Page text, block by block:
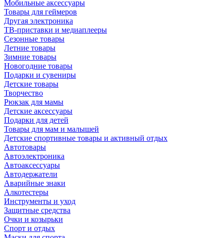
Мобильные аксессуары
Товары для геймеров
Другая электроника
ТВ-приставки и медиаплееры
Сезонные товары
Летние товары
Зимние товары
Новогодние товары
Подарки и сувениры
Детские товары
Творчество
Рюкзак для мамы
Детские аксессуары
Подарки для детей
Товары для мам и малышей
Детские спортивные товары и активный отдых
Автотовары
Автоэлектроника
Автоаксессуары
Автодержатели
Аварийные знаки
Алкотестеры
Инструменты и уход
Защитные средства
Очки и козырьки
Спорт и отдых